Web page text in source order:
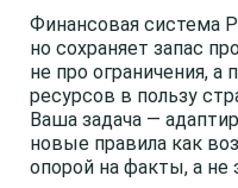
Финансовая система
но сохраняет запас
не про ограничения, а
ресурсов в пользу
Ваша задача —
новые правила как
опорой на факты, а не